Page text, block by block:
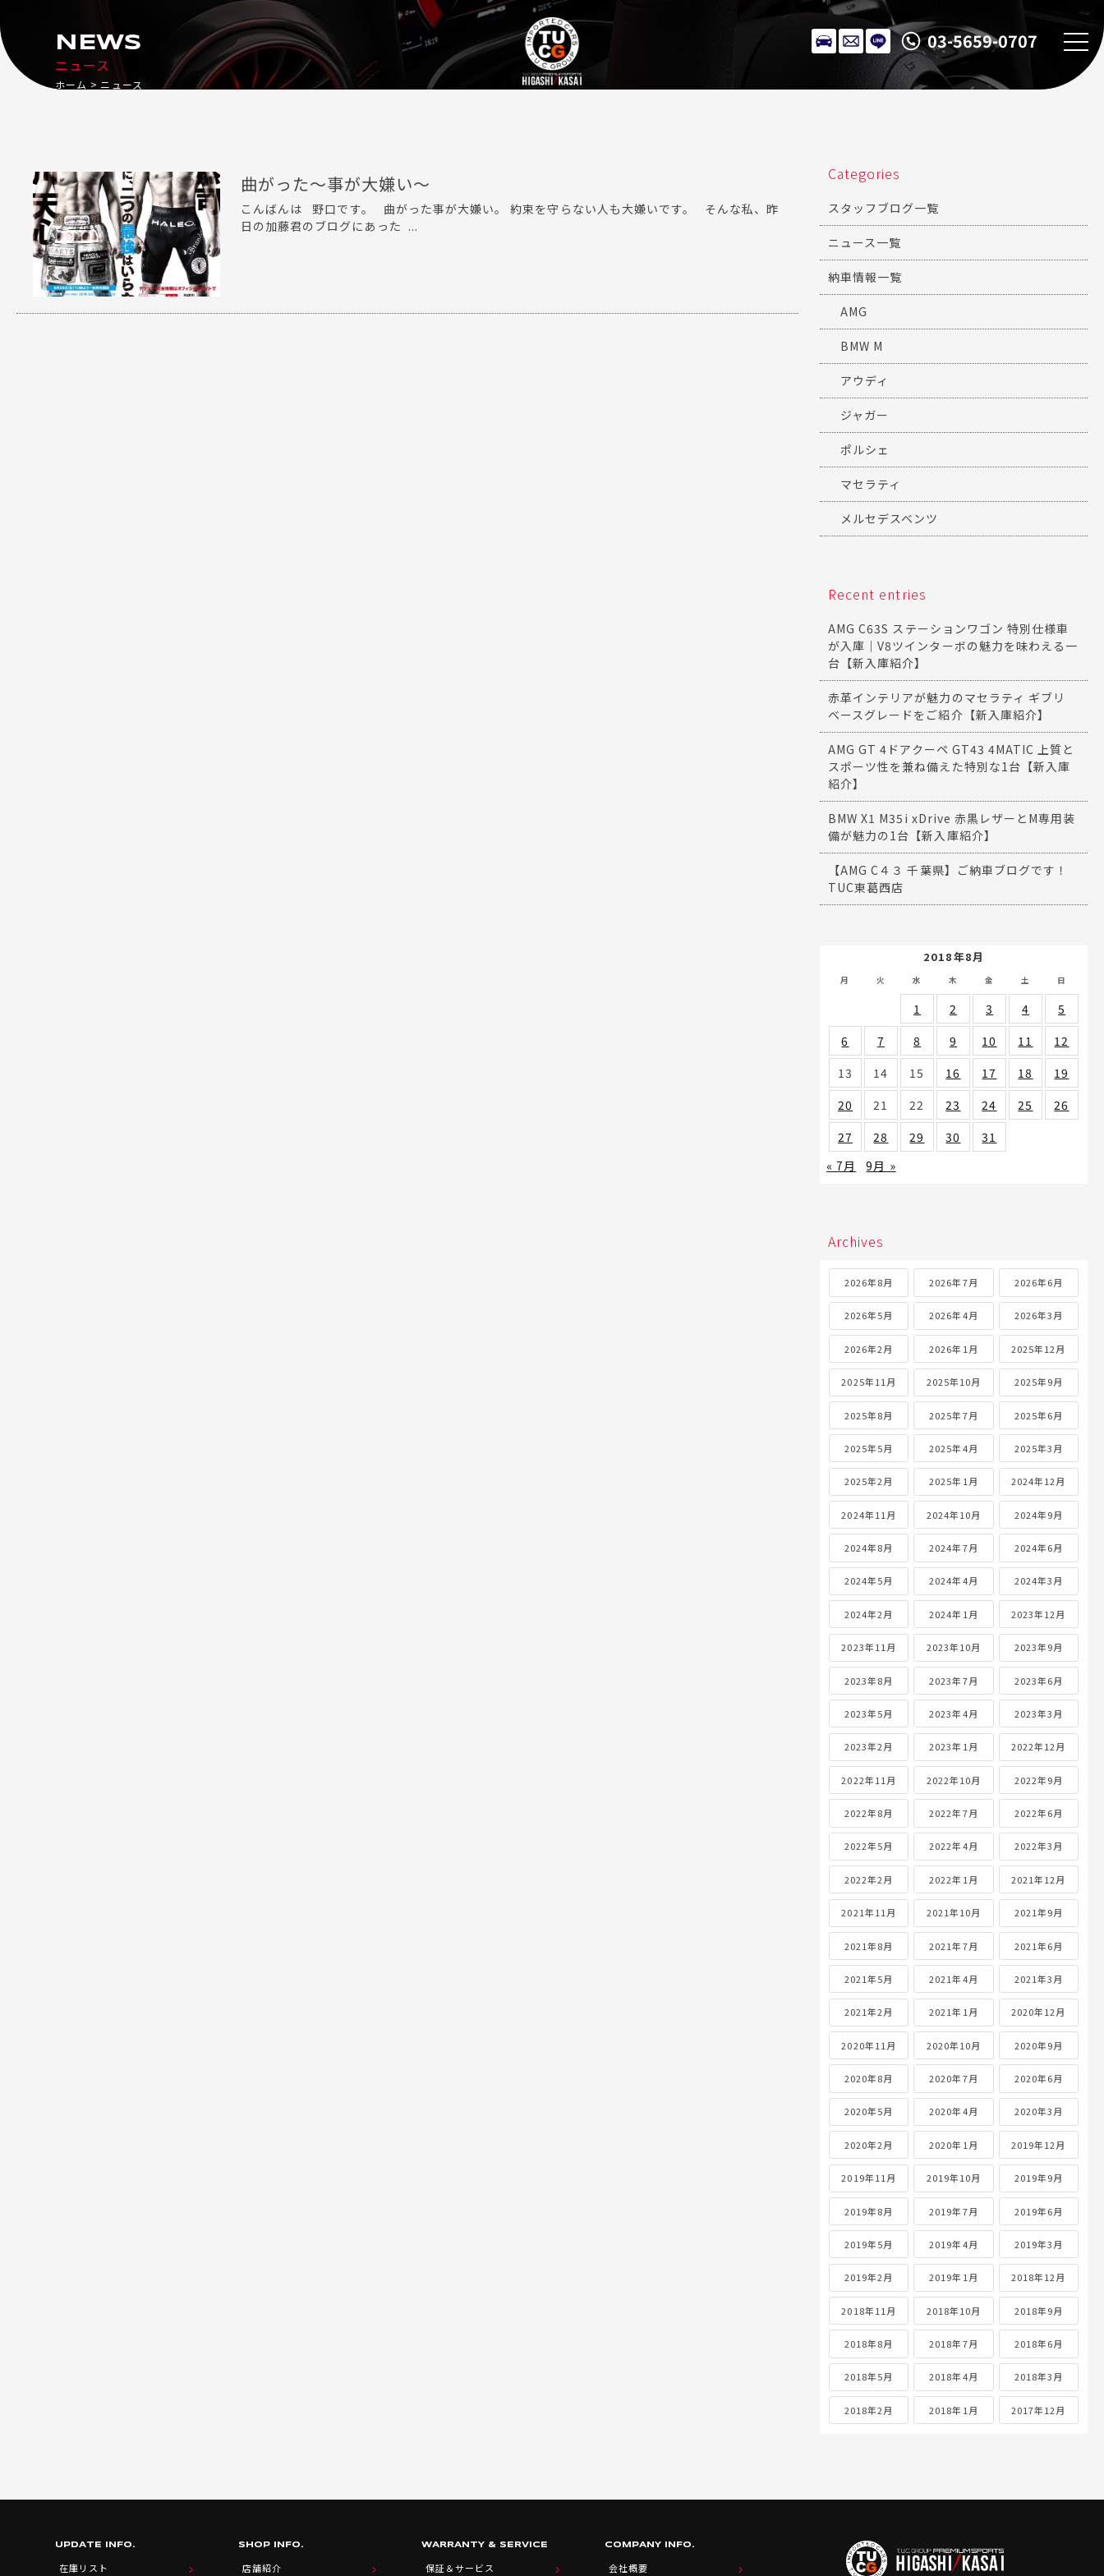
03-5659-0707
ニュース
NEWS
ホーム ニュース
曲がった〜事が大嫌い〜
こんばんは 野口です。 曲がった事が大嫌い。 約束を守らない人も大嫌いです。 そんな私、昨
日の加藤君のブログにあった ...
Categories
スタッフブログ一覧
ニュース一覧
納車情報一覧
AMG
BMW M
アウディ
ジャガー
ポルシェ
マセラティ
メルセデスベンツ
Recent entries
AMG C63S ステーションワゴン 特別仕様車
が入庫｜V8ツインターボの魅力を味わえる一
台【新入庫紹介】
赤革インテリアが魅力のマセラティ ギブリ
ベースグレードをご紹介【新入庫紹介】
AMG GT 4ドアクーペ GT43 4MATIC 上質と
スポーツ性を兼ね備えた特別な1台【新入庫
紹介】
BMW X1 M35i xDrive 赤黒レザーとM専用装
備が魅力の1台【新入庫紹介】
【AMG C４３ 千葉県】ご納車ブログです！
TUC東葛西店
2018年8月
月 火 水 木 金 土 日
1 2 3 4
5
6
7 8 9 10 11
12
13
14 15 16 17 18
19
20
21 22 23 24 25
26
27
28 29 30
31
« 7月
9月 »
Archives
2026年8月 2026年7月 2026年6月
2026年5月 2026年4月 2026年3月
2026年2月 2026年1月 2025年12月
2025年11月 2025年10月 2025年9月
2025年8月 2025年7月 2025年6月
2025年5月 2025年4月 2025年3月
2025年2月 2025年1月 2024年12月
2024年11月 2024年10月 2024年9月
2024年8月 2024年7月 2024年6月
2024年5月 2024年4月 2024年3月
2024年2月 2024年1月 2023年12月
2023年11月 2023年10月 2023年9月
2023年8月 2023年7月 2023年6月
2023年5月 2023年4月 2023年3月
2023年2月 2023年1月 2022年12月
2022年11月 2022年10月 2022年9月
2022年8月 2022年7月 2022年6月
2022年5月 2022年4月 2022年3月
2022年2月 2022年1月 2021年12月
2021年11月 2021年10月 2021年9月
2021年8月 2021年7月 2021年6月
2021年5月 2021年4月 2021年3月
2021年2月 2021年1月 2020年12月
2020年11月 2020年10月 2020年9月
2020年8月 2020年7月 2020年6月
2020年5月 2020年4月 2020年3月
2020年2月 2020年1月 2019年12月
2019年11月 2019年10月 2019年9月
2019年8月 2019年7月 2019年6月
2019年5月 2019年4月 2019年3月
2019年2月 2019年1月 2018年12月
2018年11月 2018年10月 2018年9月
2018年8月 2018年7月 2018年6月
2018年5月 2018年4月 2018年3月
2018年2月 2018年1月 2017年12月
UPDATE INFO.
在庫リスト
SHOP INFO.
店舗紹介
WARRANTY & SERVICE
保証＆サービス
COMPANY INFO.
会社概要